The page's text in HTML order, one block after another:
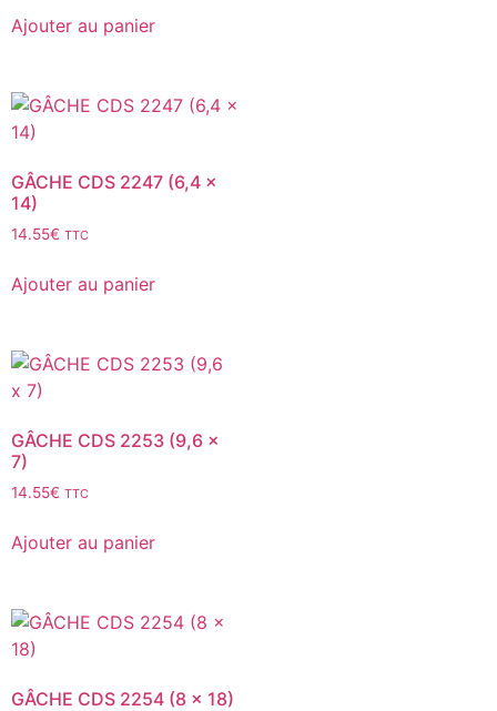
Ajouter au panier
GÂCHE CDS 2247 (6,4 x
14)
14.55€ TTC
Ajouter au panier
GÂCHE CDS 2253 (9,6 x
7)
14.55€ TTC
Ajouter au panier
GÂCHE CDS 2254 (8 x 18)